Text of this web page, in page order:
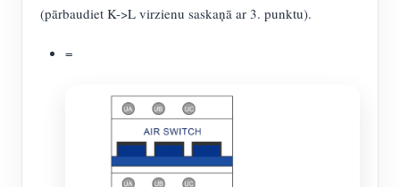
(pārbaudiet K->L virzienu saskaņā ar 3. punktu).
=